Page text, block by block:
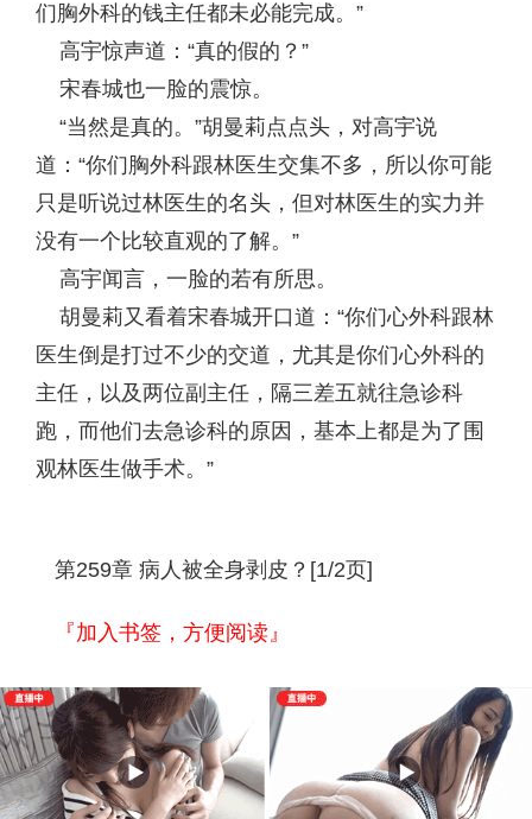
们胸外科的钱主任都未必能完成。”
高宇惊声道：“真的假的？”
宋春城也一脸的震惊。
“当然是真的。”胡曼莉点点头，对高宇说
道：“你们胸外科跟林医生交集不多，所以你可能
只是听说过林医生的名头，但对林医生的实力并
没有一个比较直观的了解。”
高宇闻言，一脸的若有所思。
胡曼莉又看着宋春城开口道：“你们心外科跟林
医生倒是打过不少的交道，尤其是你们心外科的
主任，以及两位副主任，隔三差五就往急诊科
跑，而他们去急诊科的原因，基本上都是为了围
观林医生做手术。”
第259章 病人被全身剥皮？[1/2页]
『加入书签，方便阅读』